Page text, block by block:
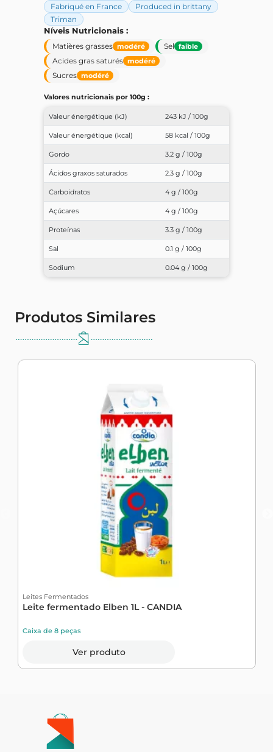
Fabriqué en France
Produced in brittany
Triman
Níveis Nutricionais :
Matières grasses modéré Sel faible
Acides gras saturés modéré
Sucres modéré
Valores nutricionais por 100g :
Valeur énergétique (kJ) 243 kJ / 100g
Valeur énergétique (kcal) 58 kcal / 100g
Gordo 3.2 g / 100g
Ácidos graxos saturados 2.3 g / 100g
Carboidratos 4 g / 100g
Açúcares 4 g / 100g
Proteínas 3.3 g / 100g
Sal 0.1 g / 100g
Sodium 0.04 g / 100g
Produtos Similares
Leites Fermentados
Leite fermentado Elben 1L - CANDIA
Caixa de 8 peças
Ver produto